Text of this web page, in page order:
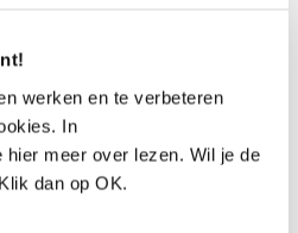
werken en te verbeteren
In
hier meer over lezen. Wil je de
dan op OK.Maandelijks